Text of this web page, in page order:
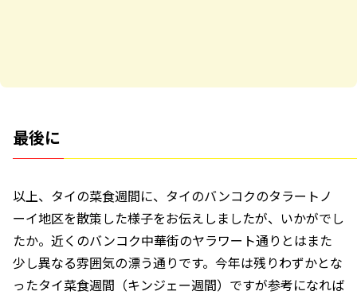
最後に
以上、タイの菜食週間に、タイのバンコクのタラートノ
ーイ地区を散策した様子をお伝えしましたが、いかがでし
たか。近くのバンコク中華街のヤラワート通りとはまた
少し異なる雰囲気の漂う通りです。今年は残りわずかとな
ったタイ菜食週間（キンジェー週間）ですが参考になれば